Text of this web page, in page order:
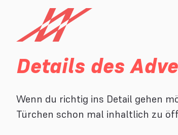
Details des
Wenn du richtig ins Detail gehen
Türchen schon mal inhaltlich zu